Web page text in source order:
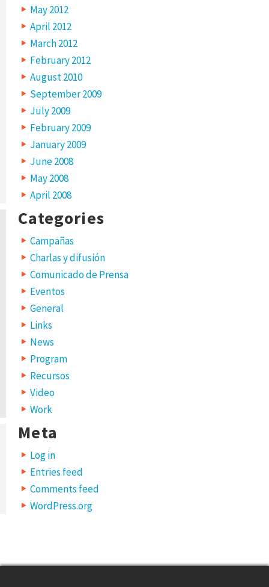
May 2012
April 2012
March 2012
February 2012
August 2010
September 2009
July 2009
February 2009
January 2009
June 2008
May 2008
April 2008
Categories
Campañas
Charlas y difusión
Comunicado de Prensa
Eventos
General
Links
News
Program
Recursos
Video
Work
Meta
Log in
Entries feed
Comments feed
WordPress.org